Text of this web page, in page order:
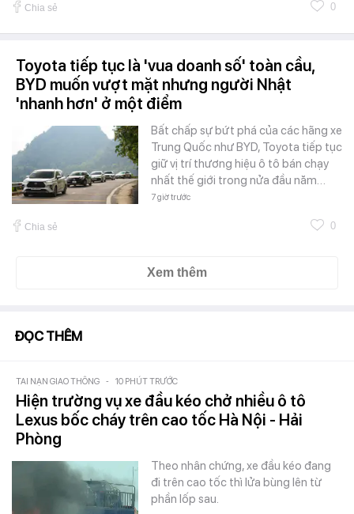
Chia sẻ 0
Toyota tiếp tục là 'vua doanh số' toàn cầu,
BYD muốn vượt mặt nhưng người Nhật
'nhanh hơn' ở một điểm
Bất chấp sự bứt phá của các hãng xe
Trung Quốc như BYD, Toyota tiếp tục
giữ vị trí thương hiệu ô tô bán chạy
nhất thế giới trong nửa đầu năm…
7 giờ trước
Chia sẻ 0
Xem thêm
ĐỌC THÊM
TAI NẠN GIAO THÔNG - 10 PHÚT TRƯỚC
Hiện trường vụ xe đầu kéo chở nhiều ô tô
Lexus bốc cháy trên cao tốc Hà Nội - Hải
Phòng
Theo nhân chứng, xe đầu kéo đang
đi trên cao tốc thì lửa bùng lên từ
phần lốp sau.